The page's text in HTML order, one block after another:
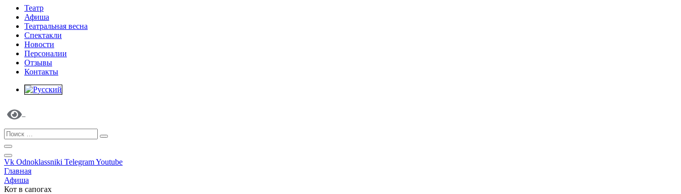
Театр
Афиша
Театральная весна
Спектакли
Новости
Персоналии
Отзывы
Контакты
Vk Odnoklassniki TelegramYoutube
Главная
Афиша
Кот в сапогах